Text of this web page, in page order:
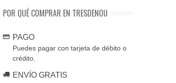
POR QUÉ COMPRAR EN TRESDENOU
PAGO
Puedes pagar con tarjeta de débito o
crédito.
ENVÍO GRATIS